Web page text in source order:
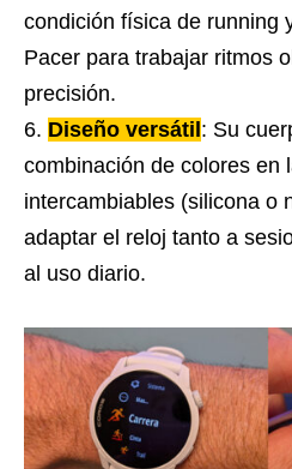
condición física de running
Pacer para trabajar ritmos
precisión.
Diseño versátil : Su
combinación de colores en
intercambiables (silicona o
adaptar el reloj tanto a
al uso diario.